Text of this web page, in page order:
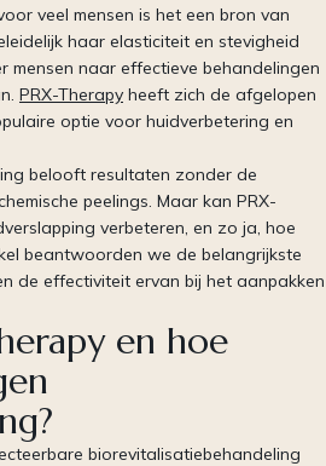
veel mensen is het een bron van
haar elasticiteit en stevigheid
mensen naar effectieve behandelingen
PRX-Therapy heeft zich de afgelopen
optie voor huidverbetering en
belooft resultaten zonder de
peelings. Maar kan PRX-
verbeteren, en zo ja, hoe
beantwoorden we de belangrijkste
de effectiviteit ervan bij het aanpakken
en hoe
biorevitalisatiebehandeling